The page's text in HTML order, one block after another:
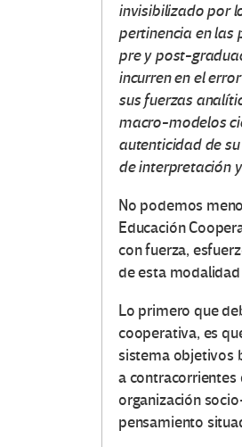
invisibilizado por
pertinencia en las
pre y post-
incurren en el
sus fuerzas
macro-modelos
autenticidad de
de interpretación
No podemos
Educación
con fuerza,
de esta
Lo primero que
cooperativa, es
sistema objetivos
a
organización
pensamiento